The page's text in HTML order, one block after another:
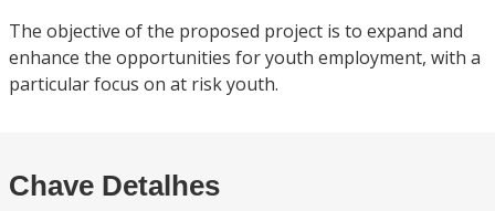
The objective of the proposed project is to expand and
enhance the opportunities for youth employment, with a
particular focus on at risk youth.
Chave Detalhes